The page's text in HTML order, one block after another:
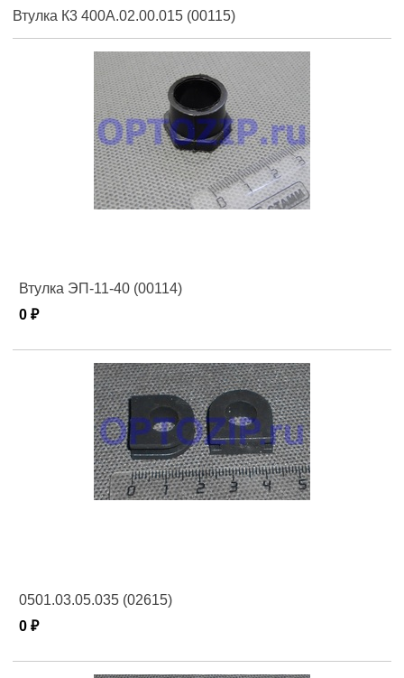
Втулка К3 400А.02.00.015 (00115)
Втулка ЭП-11-40 (00114)
0 ₽
0501.03.05.035 (02615)
0 ₽